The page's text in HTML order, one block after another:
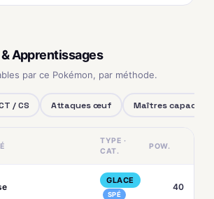
Apprentissages
par ce Pokémon, par méthode.
/ CS Attaques œuf Maîtres capacités
TYPE ·
CAT.
POW.
GLACE
SPÉ
40